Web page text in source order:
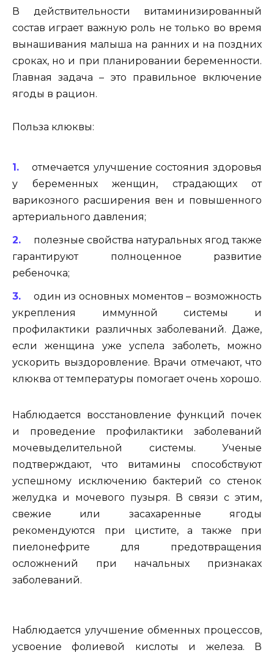
В действительности витаминизированный
состав играет важную роль не только во время
вынашивания малыша на ранних и на поздних
сроках, но и при планировании беременности.
Главная задача – это правильное включение
ягоды в рацион.
Польза клюквы:
отмечается улучшение состояния здоровья
у беременных женщин, страдающих от
варикозного расширения вен и повышенного
артериального давления;
полезные свойства натуральных ягод также
гарантируют полноценное развитие
ребеночка;
один из основных моментов – возможность
укрепления иммунной системы и
профилактики различных заболеваний. Даже,
если женщина уже успела заболеть, можно
ускорить выздоровление. Врачи отмечают, что
клюква от температуры помогает очень хорошо.
Наблюдается восстановление функций почек
и проведение профилактики заболеваний
мочевыделительной системы. Ученые
подтверждают, что витамины способствуют
успешному исключению бактерий со стенок
желудка и мочевого пузыря. В связи с этим,
свежие или засахаренные ягоды
рекомендуются при цистите, а также при
пиелонефрите для предотвращения
осложнений при начальных признаках
заболеваний.
Наблюдается улучшение обменных процессов,
усвоение фолиевой кислоты и железа. В